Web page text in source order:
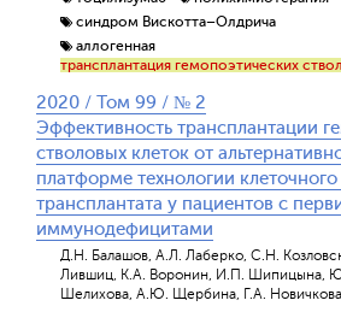
синдром Вискотта–Олдрича
аллогенная
трансплантация гемопоэтических
2020 / Том 99 / № 2
Эффективность трансплантации
стволовых клеток от
платформе технологии
трансплантата у пациентов с
иммунодефицитами
Д.Н. Балашов, А.Л. Лаберко, С.Н.
Лившиц, К.А. Воронин, И.П. Шипицына,
Шелихова, А.Ю. Щербина, Г.А.